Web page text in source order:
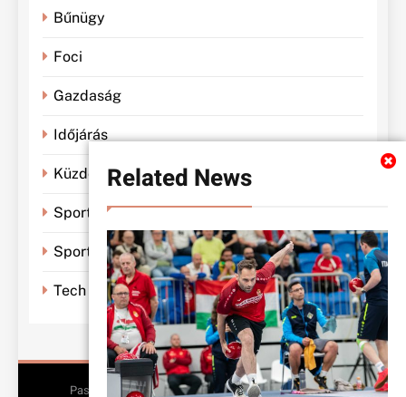
Related News
Bűnügy
Foci
Gazdaság
Időjárás
Küzdősportok
Sportbánya
Sporthírek
Tech
Pasiklub - All Rights Reserved 2026.. Free Theme By